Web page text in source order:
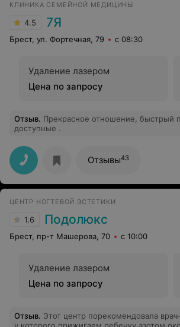
КЛИНИКА СЕМЕЙНОЙ МЕДИЦИНЫ
4.5 7Я
Брест, ул. Фортечная, 79 с 08:30
Удаление лазером
Цена по запросу
Отзыв. Прекрасное отношение, быстрый
доступные .
Отзывы43
ЦЕНТР НОГТЕВОЙ ЭСТЕТИКИ
1.6 Подолюкс
Брест, пр-т Машерова, 70 с 10:00
Удаление лазером
Цена по запросу
Отзыв. Этот центр порекомендовала